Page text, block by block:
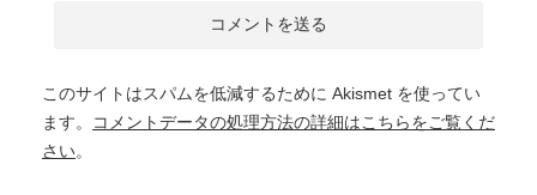
このサイトはスパムを低減するために Akismet を使ってい
ます。
コメントデータの処理方法の詳細はこちらをご覧くだ
さい。